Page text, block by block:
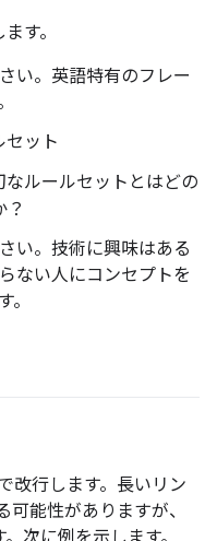
す。
い。英語特有のフレー
セット
なルールセットとはどの
？
い。技術に興味はある
ない人にコンセプトを
。
改行します。長いリン
能性がありますが、